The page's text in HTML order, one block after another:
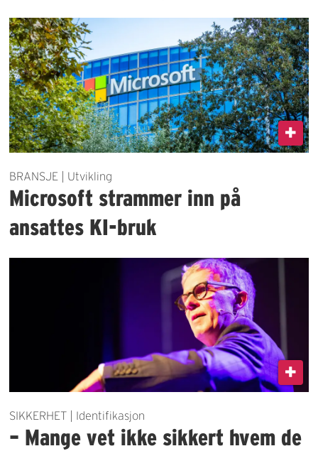
BRANSJE | Utvikling
Microsoft strammer inn på
ansattes KI-bruk
SIKKERHET | Identifikasjon
– Mange vet ikke sikkert hvem de